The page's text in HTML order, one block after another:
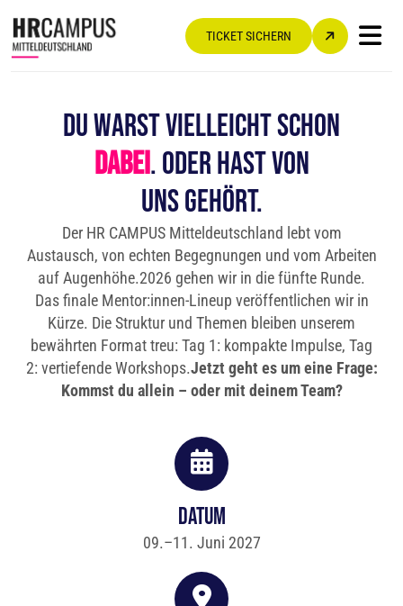
TICKET SICHERN
Du warst vielleicht schon
dabei. Oder hast von
uns gehört.
Der HR CAMPUS Mitteldeutschland lebt vom
Austausch, von echten Begegnungen und vom Arbeiten
auf Augenhöhe.2026 gehen wir in die fünfte Runde.
Das finale Mentor:innen-Lineup veröffentlichen wir in
Kürze. Die Struktur und Themen bleiben unserem
bewährten Format treu: Tag 1: kompakte Impulse, Tag
2: vertiefende Workshops.Jetzt geht es um eine Frage:
Kommst du allein – oder mit deinem Team?
Datum
09.–11. Juni 2027